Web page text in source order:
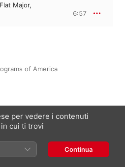
Major,
6:57
of America
The Complete
Sonatas, Vol. 5
per vedere i contenuti
in cui ti trovi
Continua